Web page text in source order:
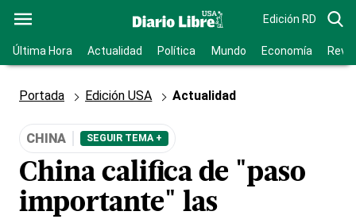
Edición RD
Última Hora Actualidad Política Mundo Economía
Portada Edición USA Actualidad
CHINA SEGUIR TEMA +
China califica de "paso
importante" las